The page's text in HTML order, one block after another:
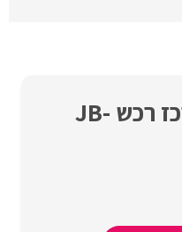
רכזת או רכז רכש JB-